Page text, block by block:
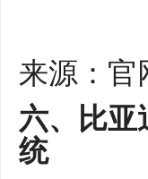
来源：官
六、比亚
统